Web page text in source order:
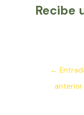
Recibe
Navegación
entradas
←
anterior